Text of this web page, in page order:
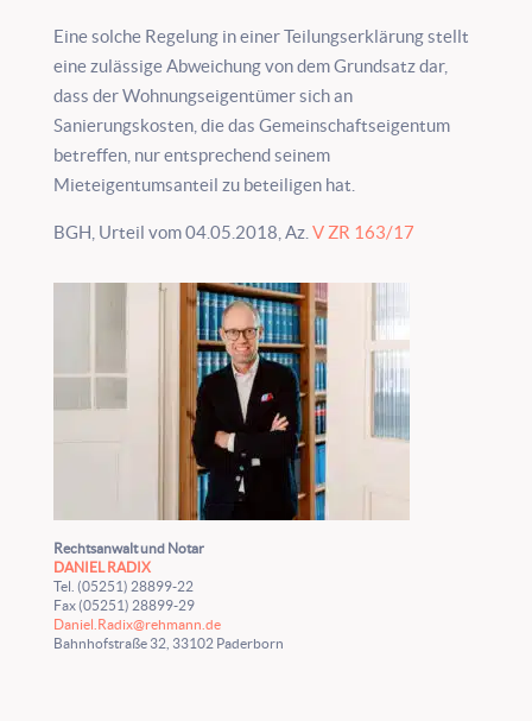
Eine solche Regelung in einer Teilungserklärung stellt
eine zulässige Abweichung von dem Grundsatz dar,
dass der Wohnungseigentümer sich an
Sanierungskosten, die das Gemeinschaftseigentum
betreffen, nur entsprechend seinem
Mieteigentumsanteil zu beteiligen hat.
BGH, Urteil vom 04.05.2018, Az. V ZR 163/17
Rechtsanwalt und Notar
DANIEL RADIX
Tel. (05251) 28899-22
Fax (05251) 28899-29
Daniel.Radix@rehmann.de
Bahnhofstraße 32, 33102 Paderborn